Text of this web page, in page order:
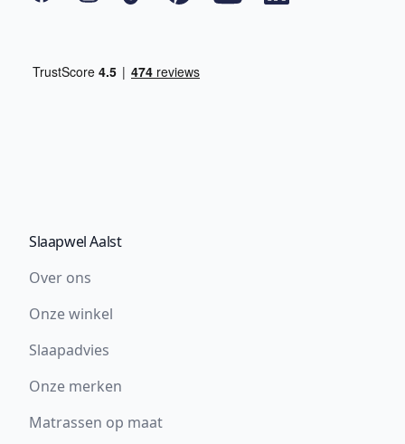
Slaapwel Aalst
Over ons
Onze winkel
Slaapadvies
Onze merken
Matrassen op maat